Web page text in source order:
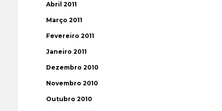
Abril 2011
Março 2011
Fevereiro 2011
Janeiro 2011
Dezembro 2010
Novembro 2010
Outubro 2010